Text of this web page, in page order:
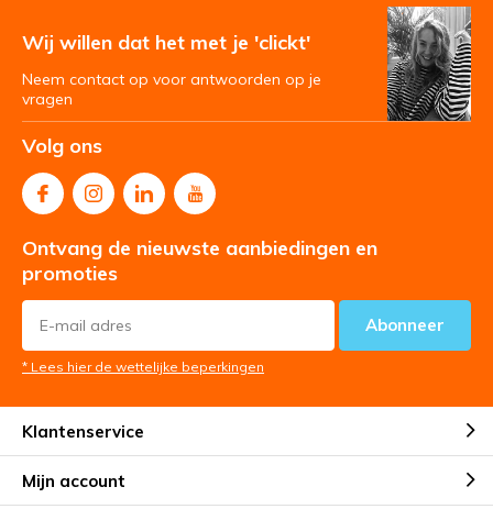
Wij willen dat het met je 'clickt'
Neem contact op voor antwoorden op je
vragen
Volg ons
Ontvang de nieuwste aanbiedingen en
promoties
Abonneer
* Lees hier de wettelijke beperkingen
Klantenservice
Mijn account